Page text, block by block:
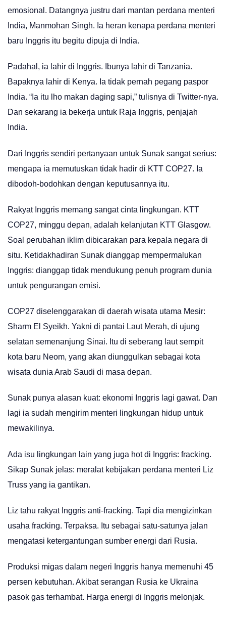
emosional. Datangnya justru dari mantan perdana menteri
India, Manmohan Singh. Ia heran kenapa perdana menteri
baru Inggris itu begitu dipuja di India.
Padahal, ia lahir di Inggris. Ibunya lahir di Tanzania.
Bapaknya lahir di Kenya. Ia tidak pernah pegang paspor
India. “Ia itu lho makan daging sapi,” tulisnya di Twitter-nya.
Dan sekarang ia bekerja untuk Raja Inggris, penjajah
India.
Dari Inggris sendiri pertanyaan untuk Sunak sangat serius:
mengapa ia memutuskan tidak hadir di KTT COP27. Ia
dibodoh-bodohkan dengan keputusannya itu.
Rakyat Inggris memang sangat cinta lingkungan. KTT
COP27, minggu depan, adalah kelanjutan KTT Glasgow.
Soal perubahan iklim dibicarakan para kepala negara di
situ. Ketidakhadiran Sunak dianggap mempermalukan
Inggris: dianggap tidak mendukung penuh program dunia
untuk pengurangan emisi.
COP27 diselenggarakan di daerah wisata utama Mesir:
Sharm El Syeikh. Yakni di pantai Laut Merah, di ujung
selatan semenanjung Sinai. Itu di seberang laut sempit
kota baru Neom, yang akan diunggulkan sebagai kota
wisata dunia Arab Saudi di masa depan.
Sunak punya alasan kuat: ekonomi Inggris lagi gawat. Dan
lagi ia sudah mengirim menteri lingkungan hidup untuk
mewakilinya.
Ada isu lingkungan lain yang juga hot di Inggris: fracking.
Sikap Sunak jelas: meralat kebijakan perdana menteri Liz
Truss yang ia gantikan.
Liz tahu rakyat Inggris anti-fracking. Tapi dia mengizinkan
usaha fracking. Terpaksa. Itu sebagai satu-satunya jalan
mengatasi ketergantungan sumber energi dari Rusia.
Produksi migas dalam negeri Inggris hanya memenuhi 45
persen kebutuhan. Akibat serangan Rusia ke Ukraina
pasok gas terhambat. Harga energi di Inggris melonjak.